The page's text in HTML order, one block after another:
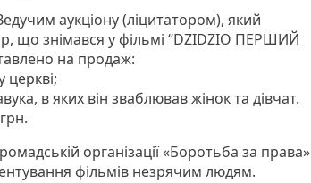
аукціону (ліцитатором), який
що знімався у фільмі “DZIDZIO ПЕРШИЙ
на продаж:
церкві;
в яких він зваблював жінок та дівчат.
організації «Боротьба за права»
фільмів незрячим людям.